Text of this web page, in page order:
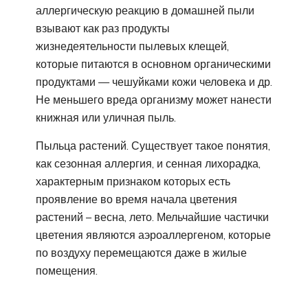
аллергическую реакцию в домашней пыли
взывают как раз продукты
жизнедеятельности пылевых клещей,
которые питаются в основном органическими
продуктами — чешуйками кожи человека и др.
Не меньшего вреда организму может нанести
книжная или уличная пыль.
Пыльца растений. Существует такое понятия,
как сезонная аллергия, и сенная лихорадка,
характерным признаком которых есть
проявление во время начала цветения
растений – весна, лето. Мельчайшие частички
цветения являются аэроаллергеном, которые
по воздуху перемещаются даже в жилые
помещения.